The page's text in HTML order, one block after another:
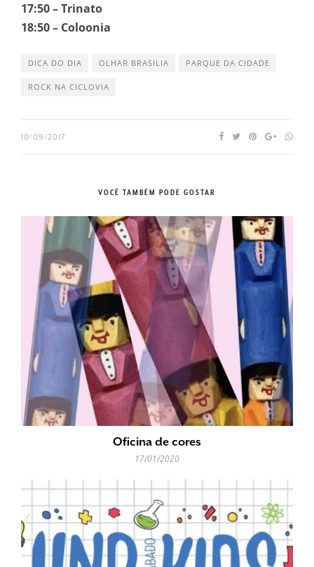
17:50 – Trinato
18:50 – Coloonia
DICA DO DIA OLHAR BRASILIA PARQUE DA CIDADE
ROCK NA CICLOVIA
10/09/2017
VOCÊ TAMBÉM PODE GOSTAR
Oficina de cores
17/01/2020